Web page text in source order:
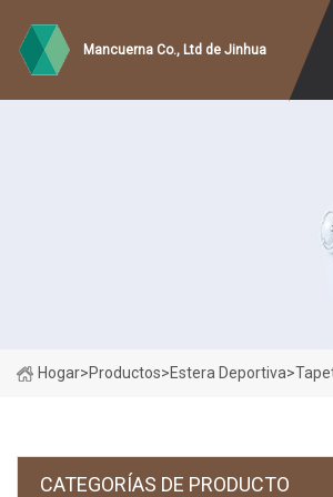
Mancuerna Co., Ltd de Jinhua
Hogar>Productos>Estera Deportiva>
CATEGORÍAS DE PRODUCTO